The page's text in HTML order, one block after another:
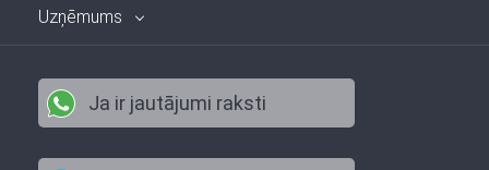
Uzņēmums
Ja ir jautājumi raksti